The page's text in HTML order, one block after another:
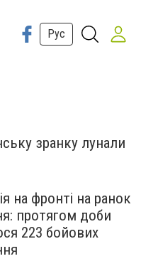
Рус
зранку лунали
на фронті на ранок
протягом доби
223 бойових